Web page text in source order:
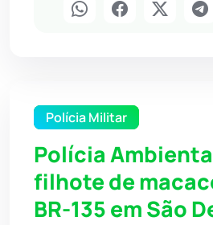
Polícia Militar
Polícia
filhote de
BR-135 em São